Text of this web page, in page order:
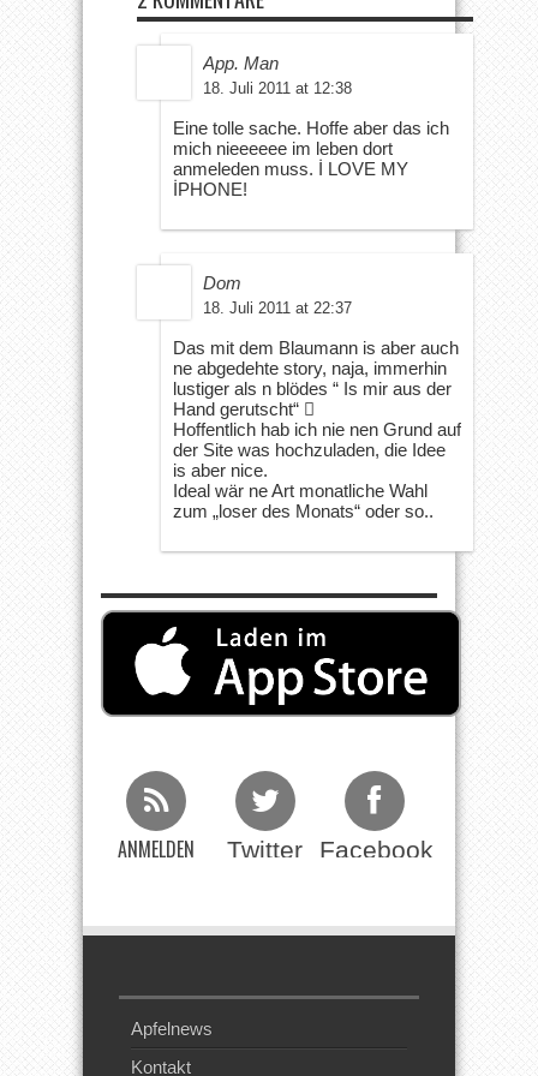
App. Man
18. Juli 2011 at 12:38
Eine tolle sache. Hoffe aber das ich
mich nieeeeee im leben dort
anmeleden muss. İ LOVE MY
İPHONE!
Dom
18. Juli 2011 at 22:37
Das mit dem Blaumann is aber auch
ne abgedehte story, naja, immerhin
lustiger als n blödes “ Is mir aus der
Hand gerutscht“ 
Hoffentlich hab ich nie nen Grund auf
der Site was hochzuladen, die Idee
is aber nice.
Ideal wär ne Art monatliche Wahl
zum „loser des Monats“ oder so..
ANMELDEN Twitter Facebook
Apfelnews
Kontakt